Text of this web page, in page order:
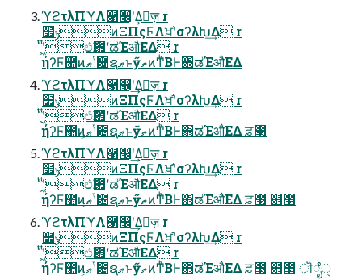
ϓϩτλΠϓΛ੡඼ʹ͢Δٕज़ r
໿ݸͷΞΠςϜΛਖ਼֬ʹσʔλԽ͢Δ r
̍ͭʹ͖ͭඵҎ಺ʹಡΈऔΕΔ r
ήʔϜ಺ͷݴޠ͕೔ຊޠͱӳޠͷͲͪΒͰ΋ಡΈऔΕΔ
ϓϩτλΠϓΛ੡඼ʹ͢Δٕज़ r
໿ݸͷΞΠςϜΛਖ਼֬ʹσʔλԽ͢Δ r
̍ͭʹ͖ͭඵҎ಺ʹಡΈऔΕΔ r
ήʔϜ಺ͷݴޠ͕೔ຊޠͱӳޠͷͲͪΒͰ΋ಡΈऔΕΔ ਫ਼౓
ϓϩτλΠϓΛ੡඼ʹ͢Δٕज़ r
໿ݸͷΞΠςϜΛਖ਼֬ʹσʔλԽ͢Δ r
̍ͭʹ͖ͭඵҎ಺ʹಡΈऔΕΔ r
ήʔϜ಺ͷݴޠ͕೔ຊޠͱӳޠͷͲͪΒͰ΋ಡΈऔΕΔ ਫ਼౓ ଎౓
ϓϩτλΠϓΛ੡඼ʹ͢Δٕज़ r
໿ݸͷΞΠςϜΛਖ਼֬ʹσʔλԽ͢Δ r
̍ͭʹ͖ͭඵҎ಺ʹಡΈऔΕΔ r
ήʔϜ಺ͷݴޠ͕೔ຊޠͱӳޠͷͲͪΒͰ΋ಡΈऔΕΔ ਫ਼౓ ଎౓ ॊೈੑ